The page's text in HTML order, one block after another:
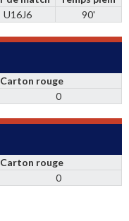
U16J6 90'
Carton rouge
0
Carton rouge
0